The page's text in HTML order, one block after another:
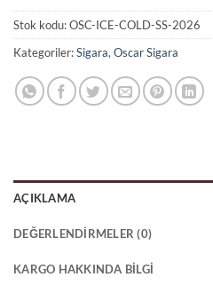
Stok kodu:OSC-ICE-COLD-SS-2026
Kategoriler:Sigara, Oscar Sigara
AÇIKLAMA
DEĞERLENDIRMELER (0)
KARGO HAKKINDA BILGI